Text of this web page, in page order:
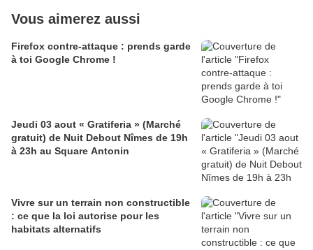
Vous aimerez aussi
Firefox contre-attaque : prends garde
à toi Google Chrome !
Jeudi 03 aout « Gratiferia » (Marché
gratuit) de Nuit Debout Nîmes de 19h
à 23h au Square Antonin
Vivre sur un terrain non constructible
: ce que la loi autorise pour les
habitats alternatifs